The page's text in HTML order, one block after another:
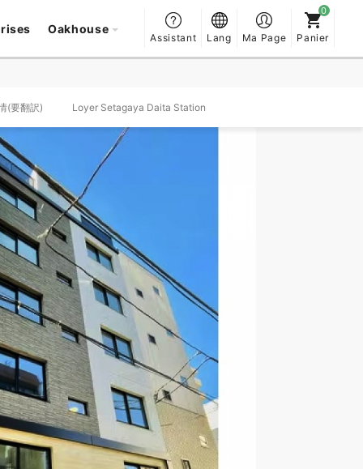
Oakhouse
Assistant Lang Ma Page Panier
(要翻訳) Loyer Setagaya Daita Station